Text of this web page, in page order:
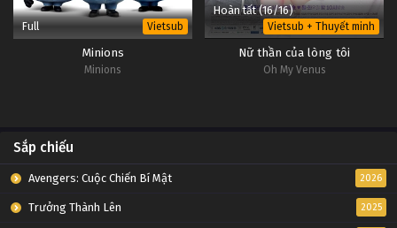
Full Vietsub
Minions
Minions
Hoàn tất (16/16)
Vietsub + Thuyết minh
Nữ thần của lòng tôi
Oh My Venus
Sắp chiếu
Avengers: Cuộc Chiến Bí Mật 2026
Trưởng Thành Lên 2025